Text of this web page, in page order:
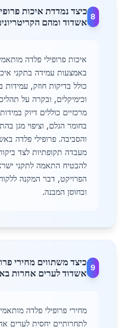
8
כיצד נמדדת איכות
אשדוד ומהם
איכות פרופילי פלדה
באמצעות עמידה בתקני
כולל בדיקות חוזק, עמידות
וכימיקלים, ובקרה על
מרכזיים כוללים דיוק
בחומר הגלם, וציפוי מגן
והסביבה. פרופילי פלדה
מעבדה תקופתיות לצד
להבטיח התאמה לתקני
הפרויקט, דבר המקנה
ובחוסן המבנה.
9
כיצד משתווים מחירי
אשדוד לערים אחרות
מחירי פרופילי פלדה
לתחרותיים יחסית לערים